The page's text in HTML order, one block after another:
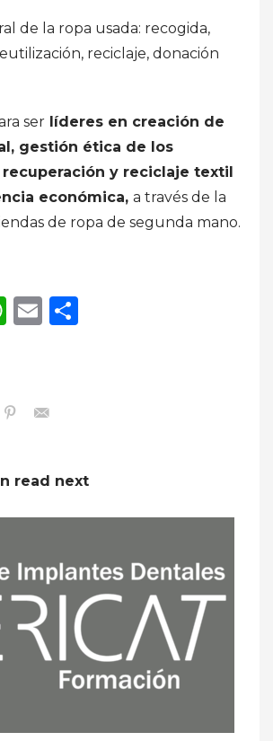
de la ropa usada: recogida,
reciclaje, donación
ser líderes en creación de
gestión ética de los
y reciclaje textil
económica, a través de la
de ropa de segunda mano.
WhatsApp
Email
read next